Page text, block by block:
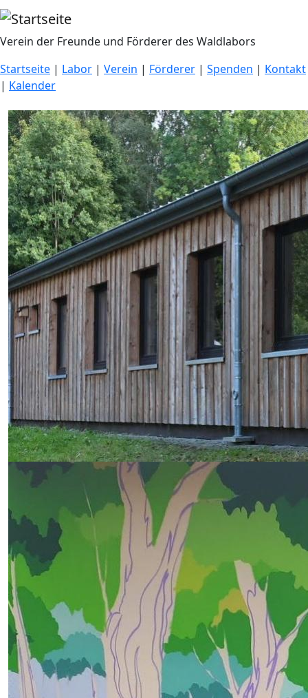
Direkt zum Inhalt
Verein der Freunde und Förderer des Waldlabors
Startseite | Labor | Verein | Förderer | Spenden | Kontakt
| Kalender